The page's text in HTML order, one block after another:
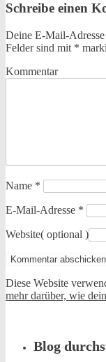
Schreibe einen
Deine E-Mail-
Felder sind mit *
Kommentar
Name *
E-Mail-Adresse *
Website( optional )
Diese Website
mehr darüber, wie
Blog